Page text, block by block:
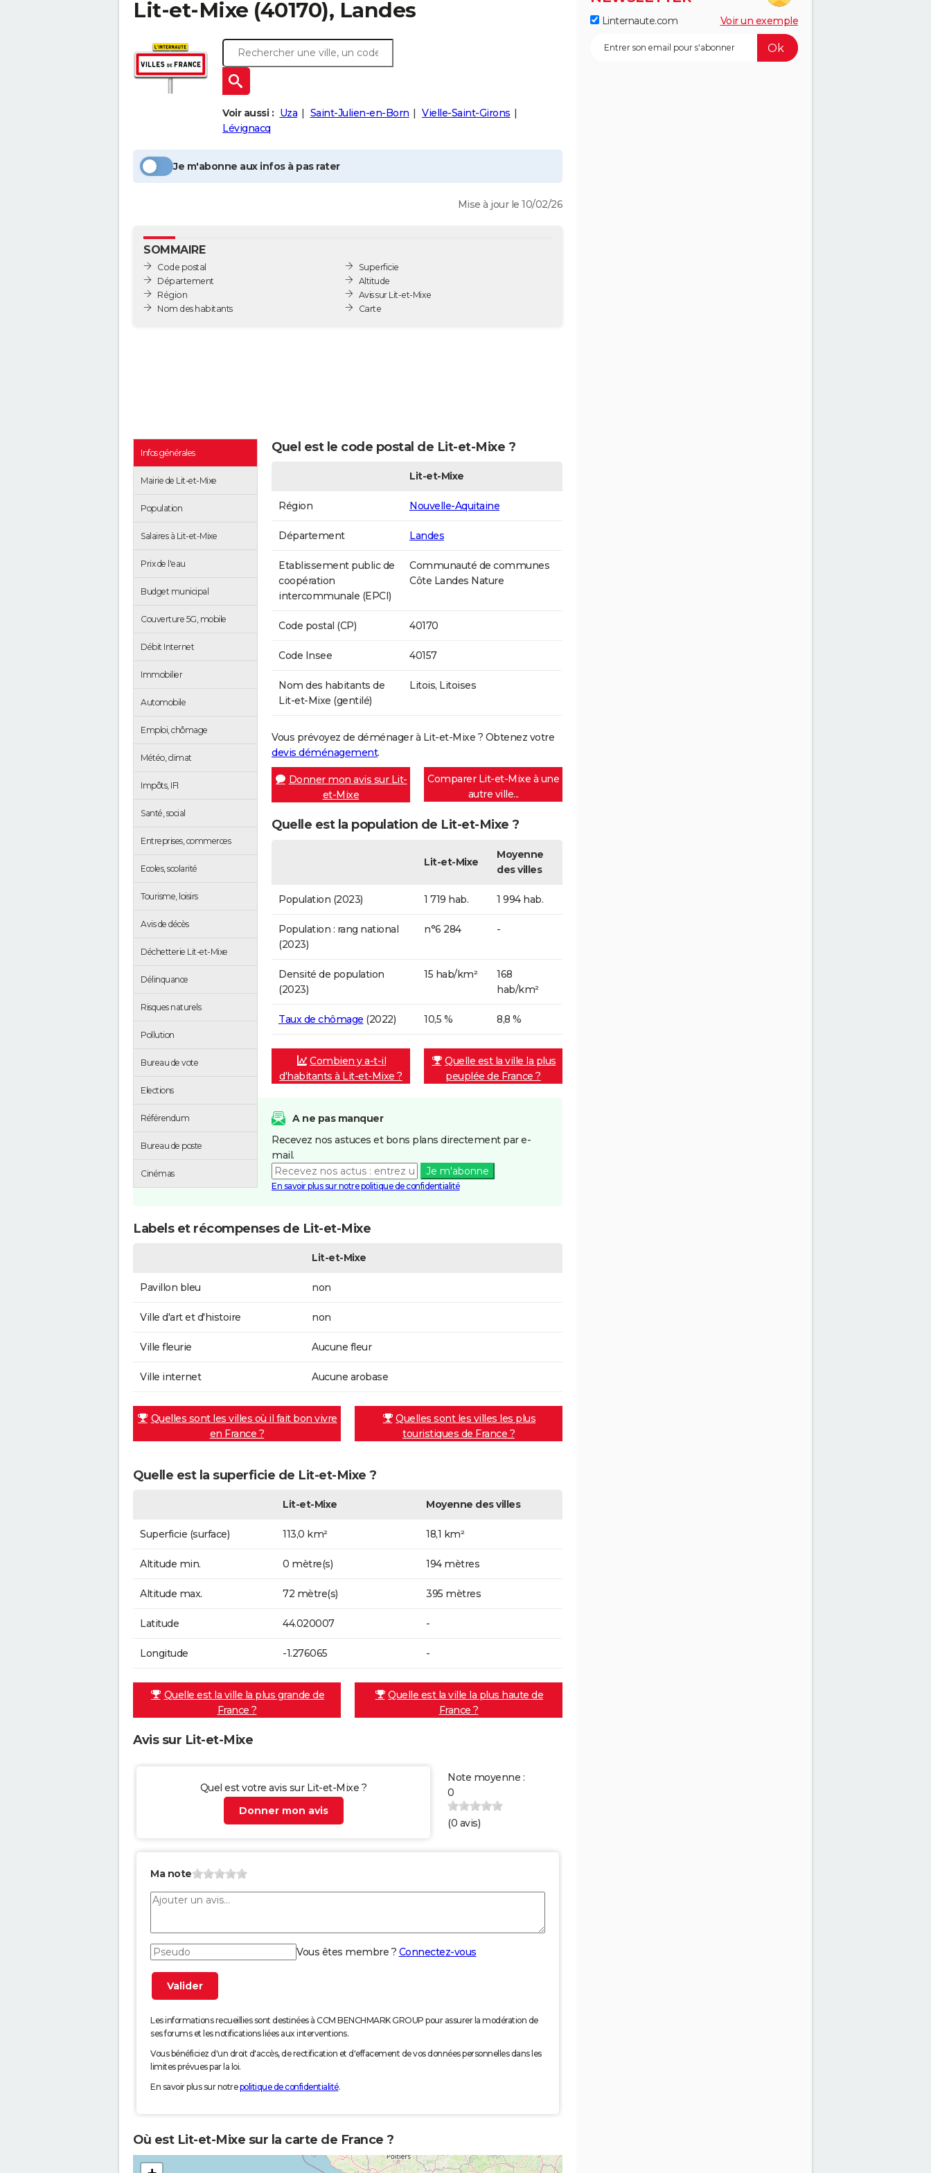
Lit-et-Mixe (40170), Landes
Voir aussi : Uza Saint-Julien-en-Born
Vielle-Saint-Girons
Lévignacq
Je m'abonne aux infos à pas rater
Mise à jour le 10/02/26
SOMMAIRE
Code postal
Département
Région
Nom des habitants
Superficie
Altitude
Avis sur Lit-et-Mixe
Carte
Infos générales
Mairie de Lit-et-Mixe
Population
Salaires à Lit-et-Mixe
Prix de l'eau
Budget municipal
Couverture 5G, mobile
Débit Internet
Immobilier
Automobile
Emploi, chômage
Météo, climat
Impôts, IFI
Santé, social
Entreprises, commerces
Ecoles, scolarité
Tourisme, loisirs
Avis de décès
Déchetterie Lit-et-Mixe
Délinquance
Risques naturels
Pollution
Bureau de vote
Elections
Référendum
Bureau de poste
Cinémas
Quel est le code postal de Lit-et-Mixe ?
Lit-et-Mixe
Région Nouvelle-Aquitaine
Département Landes
Etablissement public de
coopération
intercommunale (EPCI)
Communauté de communes
Côte Landes Nature
Code postal (CP) 40170
Code Insee 40157
Nom des habitants de
Lit-et-Mixe (gentilé)
Litois, Litoises
Vous prévoyez de déménager à Lit-et-Mixe ? Obtenez votre
devis déménagement.
Donner mon avis sur Lit-
et-Mixe
Comparer Lit-et-Mixe à une
autre ville...
Quelle est la population de Lit-et-Mixe ?
Lit-et-Mixe
Moyenne
des villes
Population (2023) 1 719 hab. 1 994 hab.
Population : rang national
(2023)
n°6 284 -
Densité de population
(2023)
15 hab/km²
168
hab/km²
Taux de chômage (2022) 10,5 % 8,8 %
Combien y a-t-il
d'habitants à Lit-et-Mixe ?
Quelle est la ville la plus
peuplée de France ?
A ne pas manquer
Recevez nos astuces et bons plans directement par e-
mail.
Je m'abonne
En savoir plus sur notre politique de confidentialité
Labels et récompenses de Lit-et-Mixe
Lit-et-Mixe
Pavillon bleu non
Ville d'art et d'histoire non
Ville fleurie Aucune fleur
Ville internet Aucune arobase
Quelles sont les villes où il fait bon vivre
en France ?
Quelles sont les villes les plus
touristiques de France ?
Quelle est la superficie de Lit-et-Mixe ?
Lit-et-Mixe Moyenne des villes
Superficie (surface) 113,0 km² 18,1 km²
Altitude min. 0 mètre(s) 194 mètres
Altitude max. 72 mètre(s) 395 mètres
Latitude 44.020007 -
Longitude -1.276065 -
Quelle est la ville la plus grande de
France ?
Quelle est la ville la plus haute de
France ?
Avis sur Lit-et-Mixe
Quel est votre avis sur Lit-et-Mixe ?
Donner mon avis
Note moyenne :
0
(0 avis)
Ma note
Vous êtes membre ? Connectez-vous
Les informations recueillies sont destinées à CCM BENCHMARK GROUP pour assurer la modération de
ses forums et les notifications liées aux interventions.
Vous bénéficiez d'un droit d'accès, de rectification et d'effacement de vos données personnelles dans les
limites prévues par la loi.
En savoir plus sur notrepolitique de confidentialité.
Où est Lit-et-Mixe sur la carte de France ?
Linternaute.com Voir un exemple